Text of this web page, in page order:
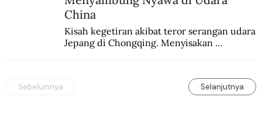
China
Kisah kegetiran akibat teror serangan udara
Jepang di Chongqing. Menyisakan
Sebelumnya Selanjutnya